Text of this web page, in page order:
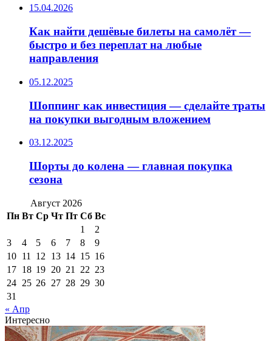
15.04.2026
Как найти дешёвые билеты на самолёт —
быстро и без переплат на любые
направления
05.12.2025
Шоппинг как инвестиция — сделайте траты
на покупки выгодным вложением
03.12.2025
Шорты до колена — главная покупка
сезона
Август 2026
Пн Вт Ср Чт Пт Сб Вс
1
2
3
4 5 6 7 8
9
10 11 12 13 14 15 16
17 18 19 20 21 22 23
24 25 26 27 28 29 30
31
« Апр
Интересно